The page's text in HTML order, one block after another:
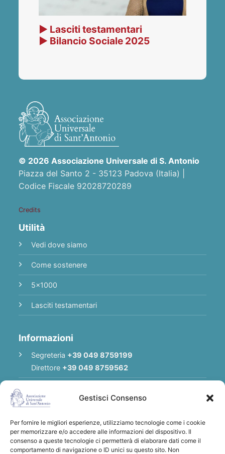
Gestisci Consenso
Per fornire le migliori esperienze, utilizziamo tecnologie come i cookie
per memorizzare e/o accedere alle informazioni del dispositivo. Il
consenso a queste tecnologie ci permetterà di elaborare dati come il
comportamento di navigazione o ID unici su questo sito. Non
▶ Lasciti testamentari
▶ Bilancio Sociale 2025
© 2026 Associazione Universale di S. Antonio
Piazza del Santo 2 - 35123 Padova (Italia) |
Codice Fiscale 92028720289
Credits
Utilità
Vedi dove siamo
Come sostenere
5x1000
Lasciti testamentari
Informazioni
Segreteria +39 049 8759199
Direttore +39 049 8759562
E-mail
Privacy Policy